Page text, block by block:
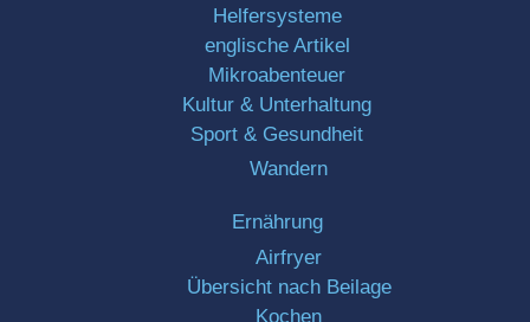
Helfersysteme
englische Artikel
Mikroabenteuer
Kultur & Unterhaltung
Sport & Gesundheit
Wandern
Ernährung
Airfryer
Übersicht nach Beilage
Kochen